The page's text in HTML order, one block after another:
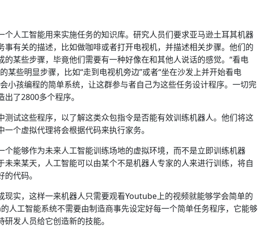
个人工智能用来实施任务的知识库。研究人员们要求亚马逊土耳其机器
事有关的描述，比如做咖啡或者打开电视机，并描述相关步骤。他们的
的某些步骤，毕竟他们需要有一种好像在和其他人说话的感觉。“看电
某些明显步骤，比如“走到电视机旁边”或者“坐在沙发上并开始看电
小孩编程的简单系统，让这群参与者自己为这些任务设计程序。一切完
了2800多个程序。
测试这些程序，以了解这类众包指令是否能有效训练机器人。他们将这
个虚拟代理将会根据代码来执行家务。
个能够作为未来人工智能训练场地的虚拟环境，而不是立即训练机器
未来某天，人工智能可以由某个不是机器人专家的人来进行训练，将自
代码。
现实，这样一来机器人只需要观看Youtube上的视频就能够学会简单的
人工智能系统不需要由制造商事先设定好每一个简单任务程序，它能够
发人员给它创造新的技能。